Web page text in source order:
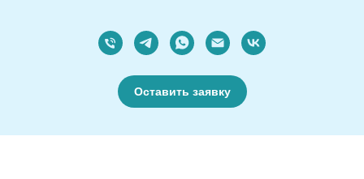
Оставить заявку